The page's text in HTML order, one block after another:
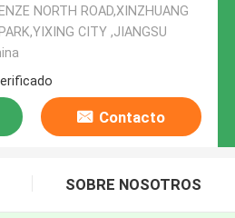
NORTH ROAD,XINZHUANG
CITY ,JIANGSU
Contacto
SOBRE NOSOTROS